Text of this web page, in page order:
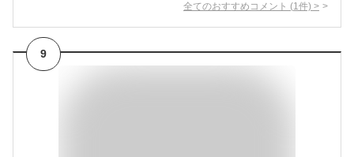
全てのおすすめコメント (1 件) >
9